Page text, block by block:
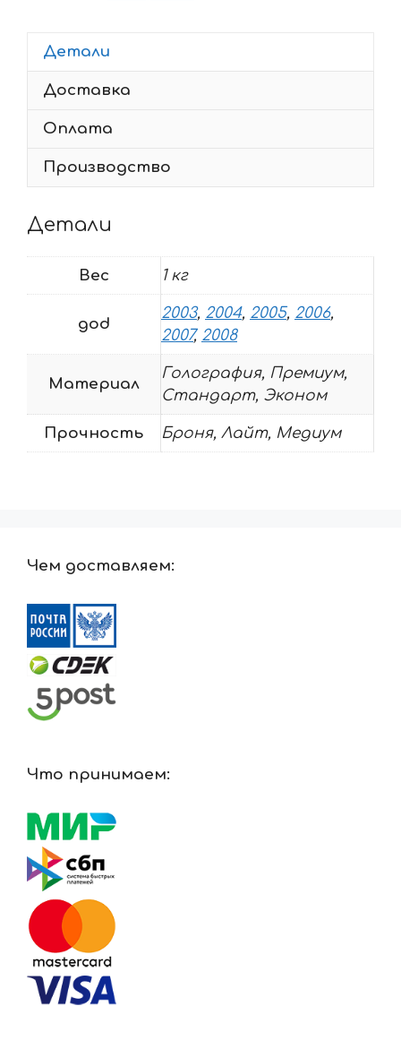
250
Детали
Доставка
Оплата
Производство
Детали
Вес 1 кг
god
2003, 2004, 2005, 2006,
2007, 2008
Материал
Голография, Премиум,
Стандарт, Эконом
Прочность Броня, Лайт, Медиум
Чем доставляем:
Что принимаем: